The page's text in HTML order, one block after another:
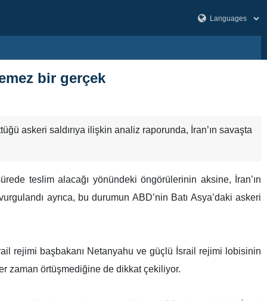
bir gerçek
askeri saldırıya ilişkin analiz raporunda, İran’ın savaşta
teslim alacağı yönündeki öngörülerinin aksine, İran’ın
ayrıca, bu durumun ABD’nin Batı Asya’daki askeri
rejimi başbakanı Netanyahu ve güçlü İsrail rejimi lobisinin
zaman örtüşmediğine de dikkat çekiliyor.